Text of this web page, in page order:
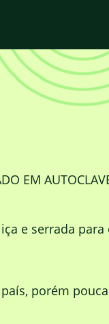
EM
e serrada
porém